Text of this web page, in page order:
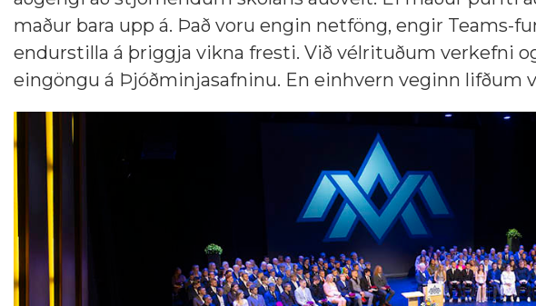
maður bara upp á. Það voru engin netföng, engir Teams-
endurstilla á þriggja vikna fresti. Við vélrituðum verkefni
eingöngu á Þjóðminjasafninu. En einhvern veginn lifðum